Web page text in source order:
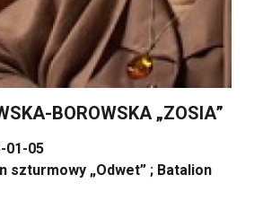
BOROWSKA „ZOSIA”
01-05
szturmowy „Odwet” ; Batalion